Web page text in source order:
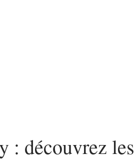
: découvrez les